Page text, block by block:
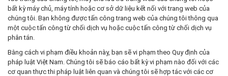
bất kỳ máy chủ, máy tính hoặc cơ sở dữ liệu kết nối với trang web của
chúng tôi. Bạn không được tấn công trang web của chúng tôi thông qua
một cuộc tấn công từ chối dịch vụ hoặc cuộc tấn công từ chối dịch vụ
phân tán.
Bằng cách vi phạm điều khoản này, bạn sẽ vi phạm theo Quy định của
pháp luật Việt Nam. Chúng tôi sẽ báo cáo bất kỳ vi phạm nào đối với các
cơ quan thực thi pháp luật liên quan và chúng tôi sẽ hợp tác với các cơ